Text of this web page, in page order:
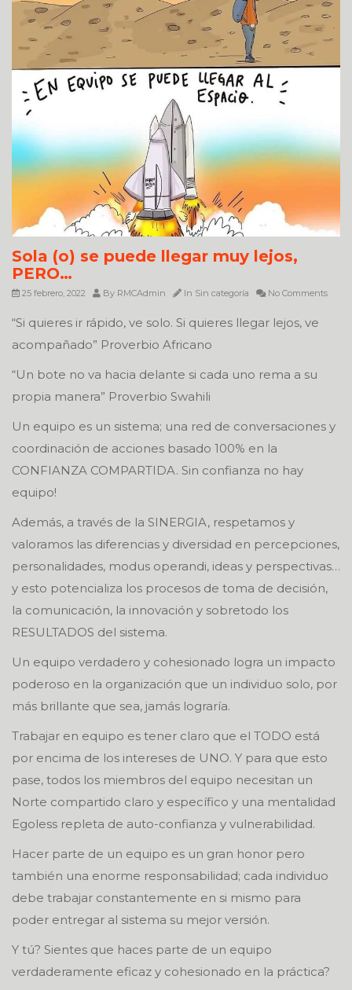
Sola (o) se puede llegar muy lejos,
PERO…
25 febrero, 2022 By RMCAdmin In Sin categoría No Comments
“Si quieres ir rápido, ve solo. Si quieres llegar lejos, ve
acompañado” Proverbio Africano
“Un bote no va hacia delante si cada uno rema a su
propia manera” Proverbio Swahili
Un equipo es un sistema; una red de conversaciones y
coordinación de acciones basado 100% en la
CONFIANZA COMPARTIDA. Sin confianza no hay
equipo!
Además, a través de la SINERGIA, respetamos y
valoramos las diferencias y diversidad en percepciones,
personalidades, modus operandi, ideas y perspectivas…
y esto potencializa los procesos de toma de decisión,
la comunicación, la innovación y sobretodo los
RESULTADOS del sistema.
Un equipo verdadero y cohesionado logra un impacto
poderoso en la organización que un individuo solo, por
más brillante que sea, jamás lograría.
Trabajar en equipo es tener claro que el TODO está
por encima de los intereses de UNO. Y para que esto
pase, todos los miembros del equipo necesitan un
Norte compartido claro y específico y una mentalidad
Egoless repleta de auto-confianza y vulnerabilidad.
Hacer parte de un equipo es un gran honor pero
también una enorme responsabilidad; cada individuo
debe trabajar constantemente en si mismo para
poder entregar al sistema su mejor versión.
Y tú? Sientes que haces parte de un equipo
verdaderamente eficaz y cohesionado en la práctica?